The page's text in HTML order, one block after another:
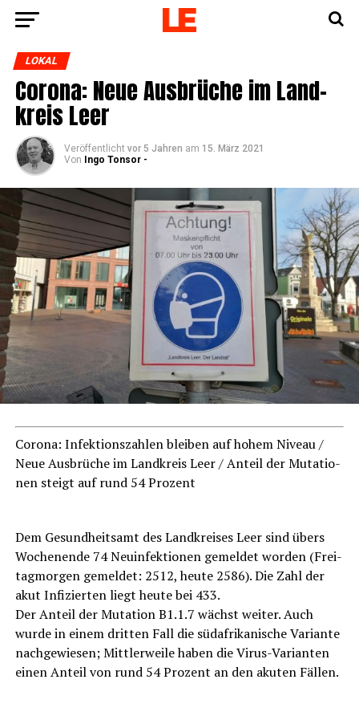
LOKAL
Coro­na: Neue Aus­brü­che im Land­
kreis Leer
Veröffentlicht vor 5 Jahren am 15. März 2021
Von
Ingo Tonsor -
Coro­na: Infek­ti­ons­zah­len blei­ben auf hohem Niveau /
Neue Aus­brü­che im Land­kreis Leer / Anteil der Muta­tio­
nen steigt auf rund 54 Prozent
Dem Gesund­heits­amt des Land­krei­ses Leer sind übers
Wochen­en­de 74 Neu­in­fek­tio­nen gemel­det wor­den (Frei­
tag­mor­gen gemel­det: 2512, heu­te 2586). Die Zahl der
akut Infi­zier­ten liegt heu­te bei 433.
Der Anteil der Muta­ti­on B1.1.7 wächst wei­ter. Auch
wur­de in einem drit­ten Fall die süd­afri­ka­ni­sche Vari­an­te
nach­ge­wie­sen; Mitt­ler­wei­le haben die Virus-Vari­an­ten
einen Anteil von rund 54 Pro­zent an den aku­ten Fällen.